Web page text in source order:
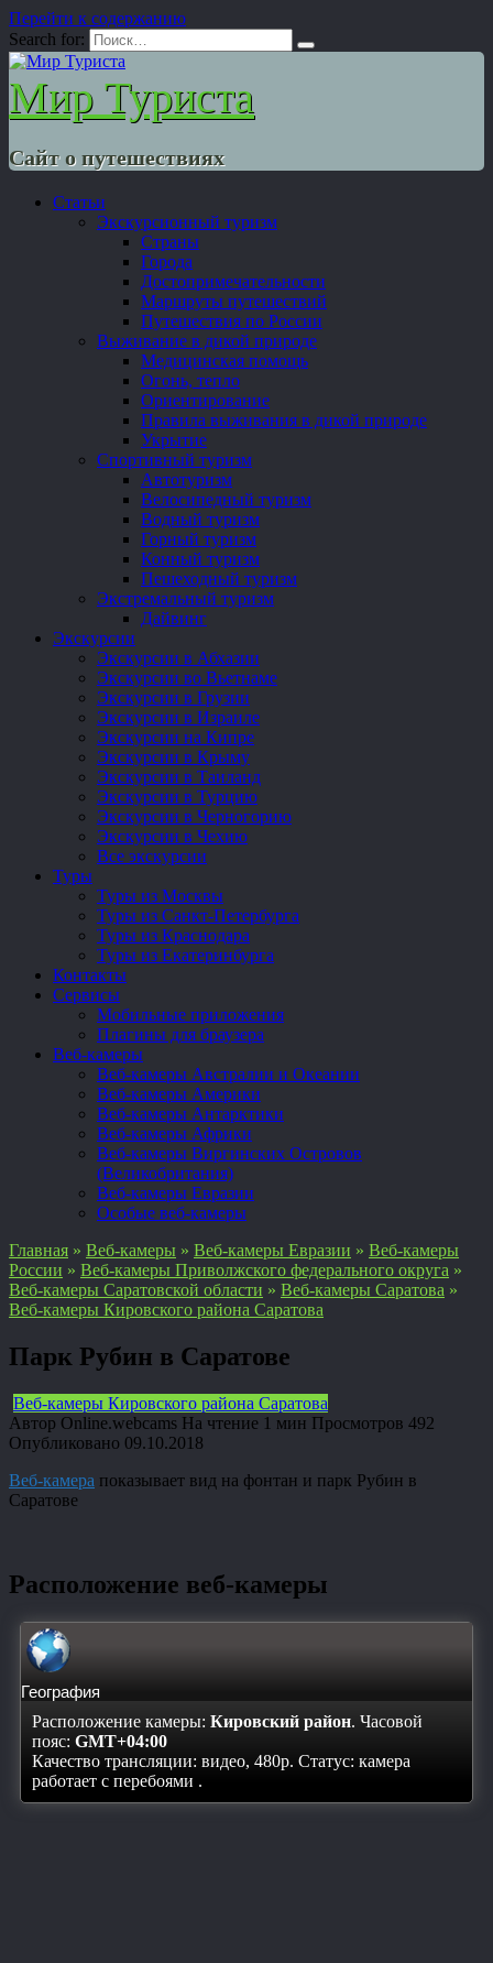
Перейти к содержанию
Search for:
Мир Туриста
Сайт о путешествиях
Статьи
Экскурсионный туризм
Страны
Города
Достопримечательности
Маршруты путешествий
Путешествия по России
Выживание в дикой природе
Медицинская помощь
Огонь, тепло
Ориентирование
Правила выживания в дикой природе
Укрытие
Спортивный туризм
Автотуризм
Велосипедный туризм
Водный туризм
Горный туризм
Конный туризм
Пешеходный туризм
Экстремальный туризм
Дайвинг
Экскурсии
Экскурсии в Абхазии
Экскурсии во Вьетнаме
Экскурсии в Грузии
Экскурсии в Израиле
Экскурсии на Кипре
Экскурсии в Крыму
Экскурсии в Таиланд
Экскурсии в Турцию
Экскурсии в Черногорию
Экскурсии в Чехию
Все экскурсии
Туры
Туры из Москвы
Туры из Санкт-Петербурга
Туры из Краснодара
Туры из Екатеринбурга
Контакты
Сервисы
Мобильные приложения
Плагины для браузера
Веб-камеры
Веб-камеры Австралии и Океании
Веб-камеры Америки
Веб-камеры Антарктики
Веб-камеры Африки
Веб-камеры Виргинских Островов
(Великобритания)
Веб-камеры Евразии
Особые веб-камеры
Главная » Веб-камеры » Веб-камеры Евразии » Веб-камеры
России » Веб-камеры Приволжского федерального округа »
Веб-камеры Саратовской области » Веб-камеры Саратова »
Веб-камеры Кировского района Саратова
Парк Рубин в Саратове
Веб-камеры Кировского района Саратова
Автор Online.webcams На чтение 1 мин Просмотров 492
Опубликовано 09.10.2018
Веб-камера показывает вид на фонтан и парк Рубин в
Саратове
Расположение веб-камеры
География
Расположение камеры: Кировский район. Часовой
пояс: GMT+04:00
Качество трансляции: видео, 480p. Статус: камера
работает с перебоями .